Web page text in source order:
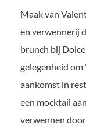
Maak van
en verwennerij
brunch bij
gelegenheid
aankomst in
een mocktail
verwennen